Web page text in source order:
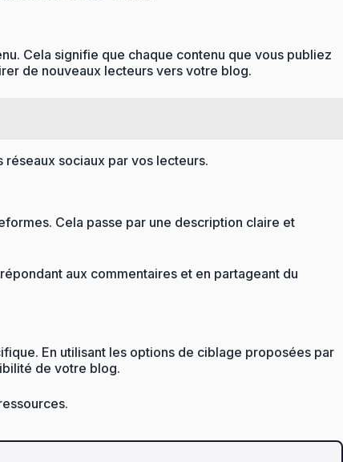
Cela signifie que chaque contenu que vous publiez
de nouveaux lecteurs vers votre blog.
sociaux par vos lecteurs.
Cela passe par une description claire et
aux commentaires et en partageant du
En utilisant les options de ciblage proposées par
de votre blog.